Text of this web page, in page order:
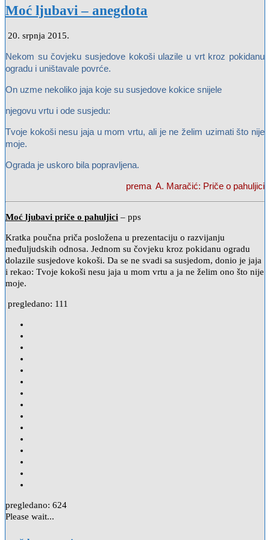
Moć ljubavi – anegdota
20. srpnja 2015.
Nekom su čovjeku susjedove kokoši ulazile u vrt kroz pokidanu
ogradu i uništavale povrće.
On uzme nekoliko jaja koje su susjedove kokice snijele
njegovu vrtu i ode susjedu:
Tvoje kokoši nesu jaja u mom vrtu, ali je ne želim uzimati što nije
moje.
Ograda je uskoro bila popravljena.
prema A. Maračić: Priče o pahuljici
Moć ljubavi priče o pahuljici – pps
Kratka poučna priča posložena u prezentaciju o razvijanju
međuljudskih odnosa. Jednom su čovjeku kroz pokidanu ogradu
dolazile susjedove kokoši. Da se ne svadi sa susjedom, donio je jaja
i rekao: Tvoje kokoši nesu jaja u mom vrtu a ja ne želim ono što nije
moje.
pregledano: 111
pregledano: 624
Please wait...